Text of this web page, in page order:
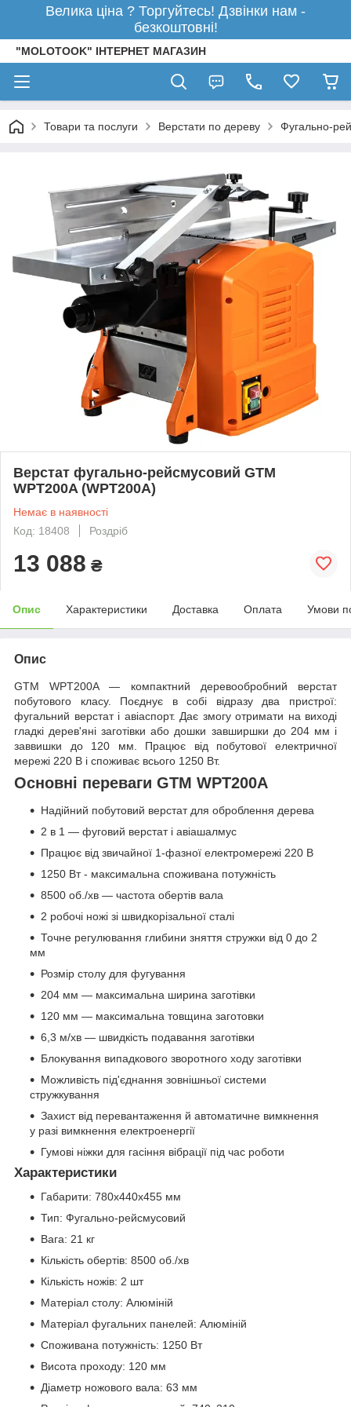
Велика ціна ? Торгуйтесь! Дзвінки нам -
безкоштовні!
"MOLOTOOK" ІНТЕРНЕТ МАГАЗИН
Товари та послуги Верстати по дереву Фугально-
Верстат фугально-рейсмусовий GTM
WPT200A (WPT200A)
Немає в наявності
Код: 18408
Роздріб
13 088 ₴
Опис Характеристики Доставка Оплата Умови
Опис
GTM WPT200A — компактний деревообробний верстат
побутового класу. Поєднує в собі відразу два пристрої:
фугальний верстат і авіаспорт. Дає змогу отримати на виході
гладкі дерев'яні заготівки або дошки завширшки до 204 мм і
заввишки до 120 мм. Працює від побутової електричної
мережі 220 В і споживає всього 1250 Вт.
Основні переваги GTM WPT200A
Надійний побутовий верстат для оброблення дерева
2 в 1 — фуговий верстат і авіашалмус
Працює від звичайної 1-фазної електромережі 220 В
1250 Вт - максимальна споживана потужність
8500 об./хв — частота обертів вала
2 робочі ножі зі швидкорізальної сталі
Точне регулювання глибини зняття стружки від 0 до 2
мм
Розмір столу для фугування
204 мм — максимальна ширина заготівки
120 мм — максимальна товщина заготовки
6,3 м/хв — швидкість подавання заготівки
Блокування випадкового зворотного ходу заготівки
Можливість під'єднання зовнішньої системи
стружкування
Захист від перевантаження й автоматичне вимкнення
у разі вимкнення електроенергії
Гумові ніжки для гасіння вібрації під час роботи
Характеристики
Габарити: 780x440x455 мм
Тип: Фугально-рейсмусовий
Вага: 21 кг
Кількість обертів: 8500 об./хв
Кількість ножів: 2 шт
Матеріал столу: Алюміній
Матеріал фугальних панелей: Алюміній
Споживана потужність: 1250 Вт
Висота проходу: 120 мм
Діаметр ножового вала: 63 мм